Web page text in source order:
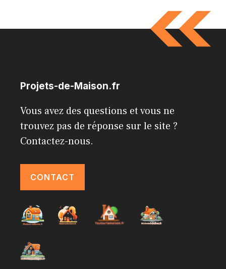
Projets-de-Maison.fr
Vous avez des questions et vous ne
trouvez pas de réponse sur le site ?
Contactez-nous.
CONTACT